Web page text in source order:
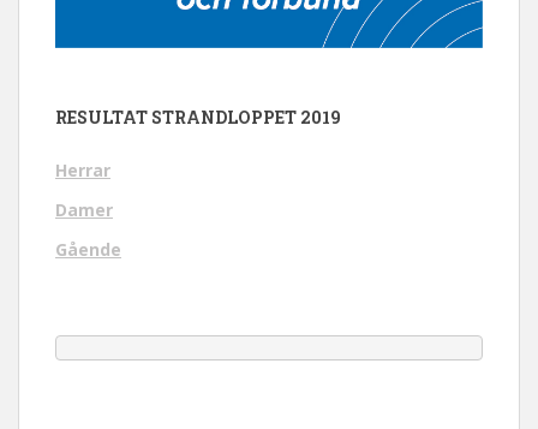
RESULTAT STRANDLOPPET 2019
Herrar
Damer
Gående